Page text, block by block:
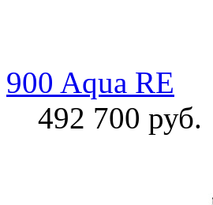
900 Aqua RE
492 700 руб.